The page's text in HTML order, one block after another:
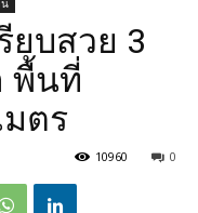
น
ยบสวย 3
พื้นที่
มตร
0
10960